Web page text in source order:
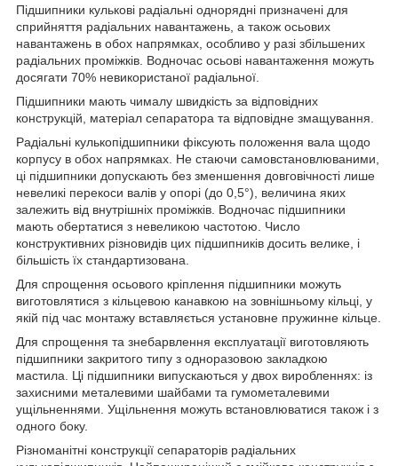
Підшипники кулькові радіальні однорядні призначені для
сприйняття радіальних навантажень, а також осьових
навантажень в обох напрямках, особливо у разі збільшених
радіальних проміжків. Водночас осьові навантаження можуть
досягати 70% невикористаної радіальної.
Підшипники мають чималу швидкість за відповідних
конструкцій, матеріал сепаратора та відповідне змащування.
Радіальні кулькопідшипники фіксують положення вала щодо
корпусу в обох напрямках. Не стаючи самовстановлюваними,
ці підшипники допускають без зменшення довговічності лише
невеликі перекоси валів у опорі (до 0,5°), величина яких
залежить від внутрішніх проміжків. Водночас підшипники
мають обертатися з невеликою частотою. Число
конструктивних різновидів цих підшипників досить велике, і
більшість їх стандартизована.
Для спрощення осьового кріплення підшипники можуть
виготовлятися з кільцевою канавкою на зовнішньому кільці, у
якій під час монтажу вставляється установне пружинне кільце.
Для спрощення та знебарвлення експлуатації виготовляють
підшипники закритого типу з одноразовою закладкою
мастила. Ці підшипники випускаються у двох виробленнях: із
захисними металевими шайбами та гумометалевими
ущільненнями. Ущільнення можуть встановлюватися також і з
одного боку.
Різноманітні конструкції сепараторів радіальних